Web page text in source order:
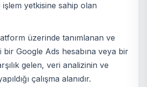
işlem yetkisine sahip olan
üzerinde tanımlanan ve
bir Google Ads hesabına veya bir
gelen, veri analizinin ve
çalışma alanıdır.